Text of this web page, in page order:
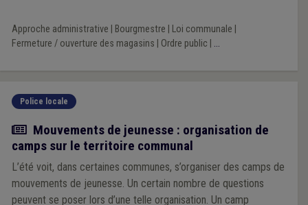
Approche administrative Bourgmestre Loi communale
Fermeture / ouverture des magasins
Ordre public ...
Police locale
Article
Mouvements de jeunesse : organisation de
camps sur le territoire communal
L’été voit, dans certaines communes, s’organiser des camps de
mouvements de jeunesse. Un certain nombre de questions
peuvent se poser lors d’une telle organisation. Un camp